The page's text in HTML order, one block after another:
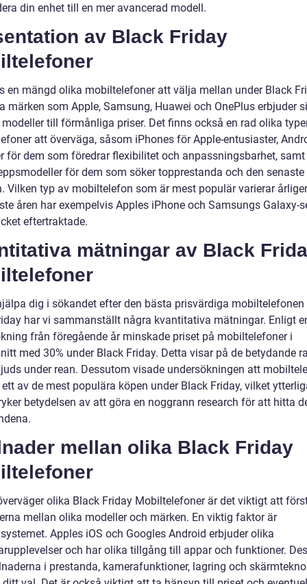
din enhet till en mer avancerad modell.
av Black Friday
en mängd olika mobiltelefoner att välja mellan under Black
märken som Apple, Samsung, Huawei och OnePlus erbjuder
till förmånliga priser. Det finns också en rad olika
att överväga, såsom iPhones för Apple-entusiaster,
för dem som föredrar flexibilitet och anpassningsbarhet, samt
för dem som söker topprestanda och den senaste
Vilken typ av mobiltelefon som är mest populär varierar
åren har exempelvis Apples iPhone och Samsungs Galaxy-
eftertraktade.
mätningar av Black
dig i sökandet efter den bästa prisvärdiga mobiltelefonen
har vi sammanställt några kvantitativa mätningar. Enligt
från föregående år minskade priset på mobiltelefoner i
med 30% under Black Friday. Detta visar på de betydande
under rean. Dessutom visade undersökningen att
av de mest populära köpen under Black Friday, vilket
betydelsen av att göra en noggrann research för att hitta
mellan olika Black Friday
olika Black Friday Mobiltelefoner är det viktigt att
mellan olika modeller och märken. En viktig faktor är
Apples iOS och Googles Android erbjuder olika
och har olika tillgång till appar och funktioner.
i prestanda, kamerafunktioner, lagring och